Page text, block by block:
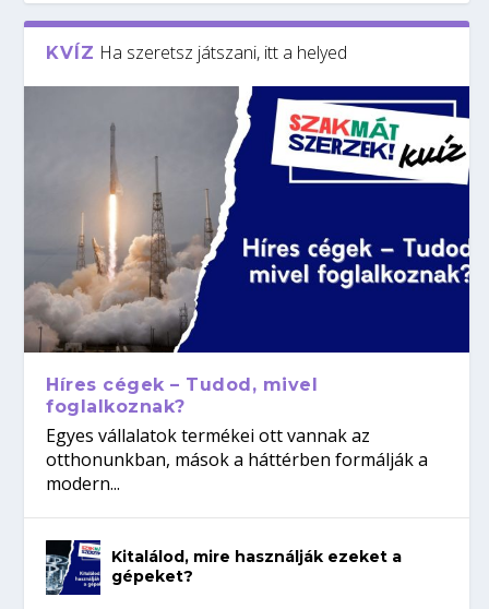
KVÍZ Ha szeretsz játszani, itt a helyed
Híres cégek – Tudod, mivel
foglalkoznak?
Egyes vállalatok termékei ott vannak az
otthonunkban, mások a háttérben formálják a
modern...
Kitalálod, mire használják ezeket a
gépeket?